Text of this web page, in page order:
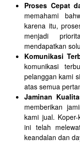
Proses Cepat
memahami
karena itu,
menjadi
mendapatkan
Komunikasi
komunikasi
pelanggan kami
atas semua
Jaminan
memberikan
kami jual.
ini telah
keandalan dan